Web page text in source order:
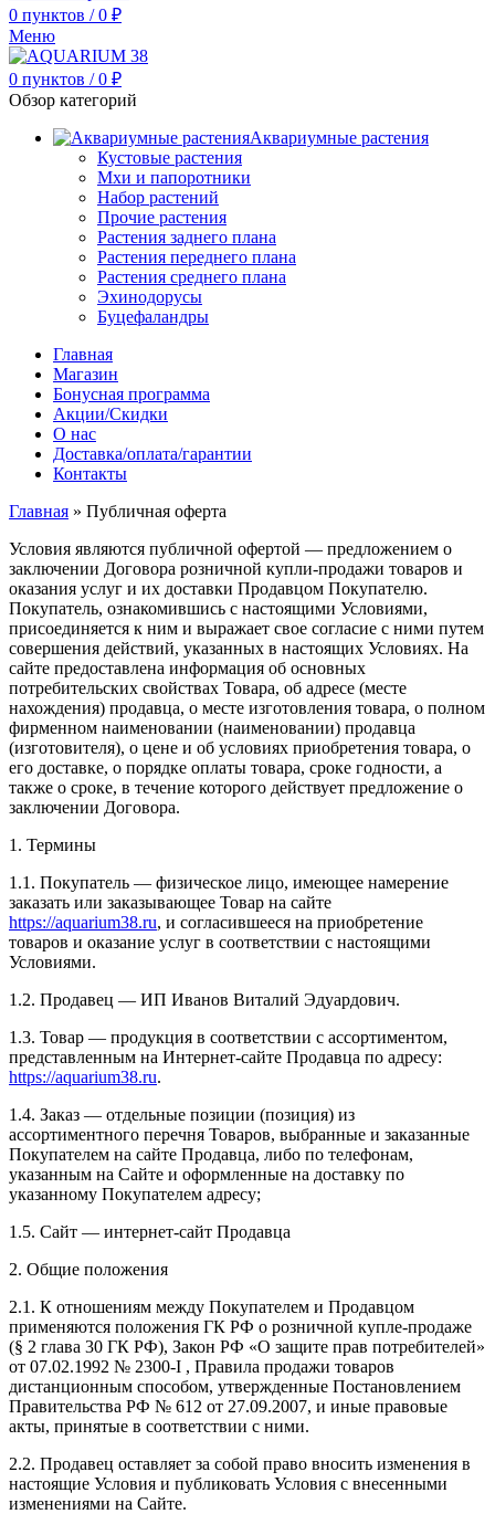
0 пунктов / 0 ₽
Меню
0 пунктов / 0 ₽
Обзор категорий
Аквариумные растения
Кустовые растения
Мхи и папоротники
Набор растений
Прочие растения
Растения заднего плана
Растения переднего плана
Растения среднего плана
Эхинодорусы
Буцефаландры
Главная
Магазин
Бонусная программа
Акции/Скидки
О нас
Доставка/оплата/гарантии
Контакты
Главная » Публичная оферта
Условия являются публичной офертой — предложением о
заключении Договора розничной купли-продажи товаров и
оказания услуг и их доставки Продавцом Покупателю.
Покупатель, ознакомившись с настоящими Условиями,
присоединяется к ним и выражает свое согласие с ними путем
совершения действий, указанных в настоящих Условиях. На
сайте предоставлена информация об основных
потребительских свойствах Товара, об адресе (месте
нахождения) продавца, о месте изготовления товара, о полном
фирменном наименовании (наименовании) продавца
(изготовителя), о цене и об условиях приобретения товара, о
его доставке, о порядке оплаты товара, сроке годности, а
также о сроке, в течение которого действует предложение о
заключении Договора.
1. Термины
1.1. Покупатель — физическое лицо, имеющее намерение
заказать или заказывающее Товар на сайте
https://aquarium38.ru, и согласившееся на приобретение
товаров и оказание услуг в соответствии с настоящими
Условиями.
1.2. Продавец — ИП Иванов Виталий Эдуардович.
1.3. Товар — продукция в соответствии с ассортиментом,
представленным на Интернет-сайте Продавца по адресу:
https://aquarium38.ru.
1.4. Заказ — отдельные позиции (позиция) из
ассортиментного перечня Товаров, выбранные и заказанные
Покупателем на сайте Продавца, либо по телефонам,
указанным на Сайте и оформленные на доставку по
указанному Покупателем адресу;
1.5. Сайт — интернет-сайт Продавца
2. Общие положения
2.1. К отношениям между Покупателем и Продавцом
применяются положения ГК РФ о розничной купле-продаже
(§ 2 глава 30 ГК РФ), Закон РФ «О защите прав потребителей»
от 07.02.1992 № 2300-I , Правила продажи товаров
дистанционным способом, утвержденные Постановлением
Правительства РФ № 612 от 27.09.2007, и иные правовые
акты, принятые в соответствии с ними.
2.2. Продавец оставляет за собой право вносить изменения в
настоящие Условия и публиковать Условия с внесенными
изменениями на Сайте.